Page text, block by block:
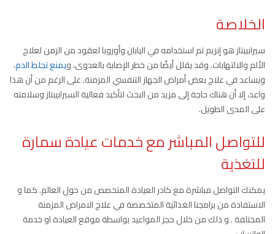
الخلاصة
سيرابيبتاز هو إنزيم تم استخدامه في اليابان وأوروبا لعقود من الزمن لعلاج
الألم والالتهابات. وقد يقلل أيضًا من خطر الإصابة بالعدوى، ويمنع تجلط الدم،
ويساعد في علاج بعض أمراض الجهاز التنفسي المزمنة. على الرغم من أن هذا
واعد، إلا أن هناك حاجة إلى مزيد من البحث لتأكيد فعالية السيرابيبتاز وسلامته
على المدى الطويل.
للتواصل المباشر مع خدمات عيادة سمارة
للتغذية
يمكنك التواصل مباشرة مع كادر العيادة المتخصص من حول العالم. كما و
الاستفادة من برامجنا الغذائية المتخصصة في علاج الامراض المزمنة
المختلفة . و ذلك من خلال حجز المواعيد بواسطة موقع العيادة او خدمة